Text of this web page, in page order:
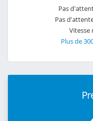
Pas
Pas
Vitesse
Plus de